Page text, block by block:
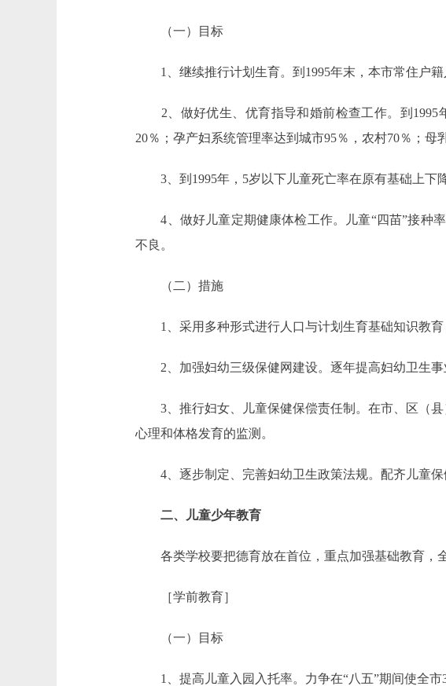
（一）目标
1、继续推行计划生育。到1995年末，本市常住户籍
2、做好优生、优育指导和婚前检查工作。到1995
20％；孕产妇系统管理率达到城市95％，农村70％；母
3、到1995年，5岁以下儿童死亡率在原有基础上下
4、做好儿童定期健康体检工作。儿童“四苗”接种率
不良。
（二）措施
1、采用多种形式进行人口与计划生育基础知识教育
2、加强妇幼三级保健网建设。逐年提高妇幼卫生事
3、推行妇女、儿童保健保偿责任制。在市、区（县
心理和体格发育的监测。
4、逐步制定、完善妇幼卫生政策法规。配齐儿童保
二、儿童少年教育
各类学校要把德育放在首位，重点加强基础教育，全
［学前教育］
（一）目标
1、提高儿童入园入托率。力争在“八五”期间使全市3